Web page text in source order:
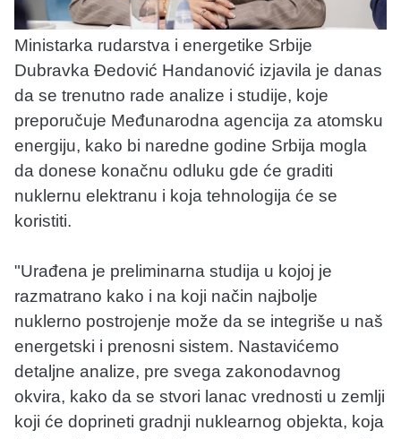
Ministarka rudarstva i energetike Srbije
Dubravka Đedović Handanović izjavila je danas
da se trenutno rade analize i studije, koje
preporučuje Međunarodna agencija za atomsku
energiju, kako bi naredne godine Srbija mogla
da donese konačnu odluku gde će graditi
nuklernu elektranu i koja tehnologija će se
koristiti.
"Urađena je preliminarna studija u kojoj je
razmatrano kako i na koji način najbolje
nuklerno postrojenje može da se integriše u naš
energetski i prenosni sistem. Nastavićemo
detaljne analize, pre svega zakonodavnog
okvira, kako da se stvori lanac vrednosti u zemlji
koji će doprineti gradnji nuklearnog objekta, koja